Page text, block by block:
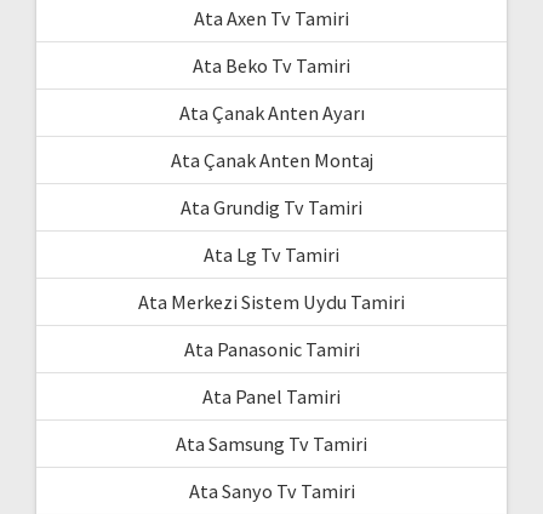
Ata Axen Tv Tamiri
Ata Beko Tv Tamiri
Ata Çanak Anten Ayarı
Ata Çanak Anten Montaj
Ata Grundig Tv Tamiri
Ata Lg Tv Tamiri
Ata Merkezi Sistem Uydu Tamiri
Ata Panasonic Tamiri
Ata Panel Tamiri
Ata Samsung Tv Tamiri
Ata Sanyo Tv Tamiri